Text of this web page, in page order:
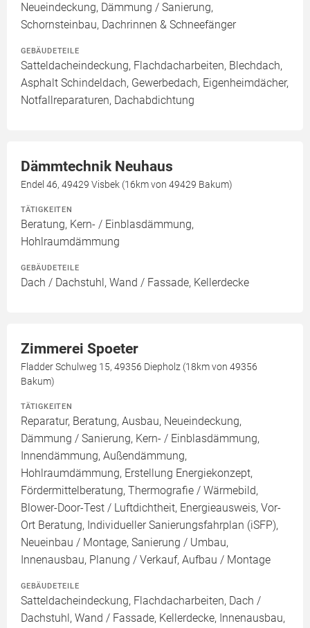
Neueindeckung, Dämmung / Sanierung,
Schornsteinbau, Dachrinnen & Schneefänger
GEBÄUDETEILE
Satteldacheindeckung, Flachdacharbeiten, Blechdach,
Asphalt Schindeldach, Gewerbedach, Eigenheimdächer,
Notfallreparaturen, Dachabdichtung
Dämmtechnik Neuhaus
Endel 46, 49429 Visbek (16km von 49429 Bakum)
TÄTIGKEITEN
Beratung, Kern- / Einblasdämmung,
Hohlraumdämmung
GEBÄUDETEILE
Dach / Dachstuhl, Wand / Fassade, Kellerdecke
Zimmerei Spoeter
Fladder Schulweg 15, 49356 Diepholz (18km von 49356
Bakum)
TÄTIGKEITEN
Reparatur, Beratung, Ausbau, Neueindeckung,
Dämmung / Sanierung, Kern- / Einblasdämmung,
Innendämmung, Außendämmung,
Hohlraumdämmung, Erstellung Energiekonzept,
Fördermittelberatung, Thermografie / Wärmebild,
Blower-Door-Test / Luftdichtheit, Energieausweis, Vor-
Ort Beratung, Individueller Sanierungsfahrplan (iSFP),
Neueinbau / Montage, Sanierung / Umbau,
Innenausbau, Planung / Verkauf, Aufbau / Montage
GEBÄUDETEILE
Satteldacheindeckung, Flachdacharbeiten, Dach /
Dachstuhl, Wand / Fassade, Kellerdecke, Innenausbau,